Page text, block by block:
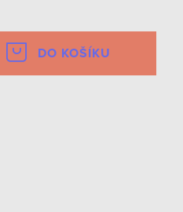
DO KOŠÍKU